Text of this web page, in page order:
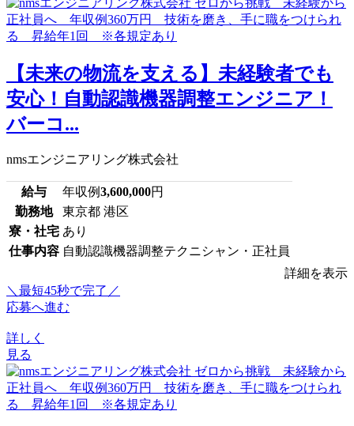
【未来の物流を支える】未経験者でも
安心！自動認識機器調整エンジニア！
バーコ...
nmsエンジニアリング株式会社
給与 年収例3,600,000円
勤務地
東京都 港区
寮・社宅 あり
仕事内容 自動認識機器調整テクニシャン・正社員
詳細を表示
＼最短45秒で完了／
応募へ進む
詳しく
見る